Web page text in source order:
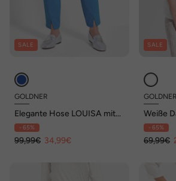
SALE
GOLDNER
Elegante Hose LOUISA mit
Formbund
- 65%
99,99€ 34,99€
SALE
GOLDNER
Weiße
- 65%
69,99€